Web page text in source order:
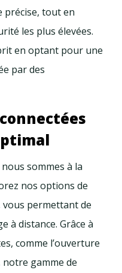
précise, tout en
les plus élevées.
en optant pour une
par des
sommes à la
nos options de
vous permettant de
à distance. Grâce à
comme l’ouverture
gamme de